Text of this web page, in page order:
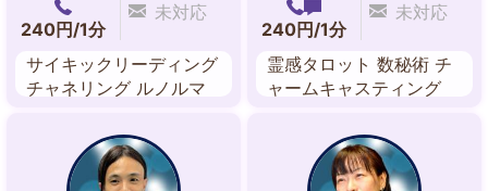
240円/1分
未対応
サイキックリーディング
チャネリング ルノルマ
ド ボイジャータロット
インスピレーションリー
ディング
240円/1分
未対応
霊感タロット 数秘術 チ
ャームキャスティング